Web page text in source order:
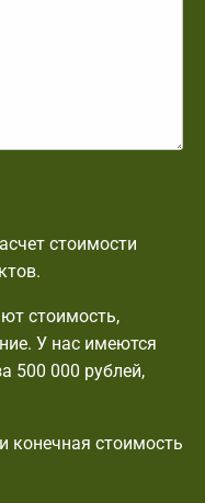
стоимости
стоимость,
У нас имеются
500 000 рублей,
конечная стоимость